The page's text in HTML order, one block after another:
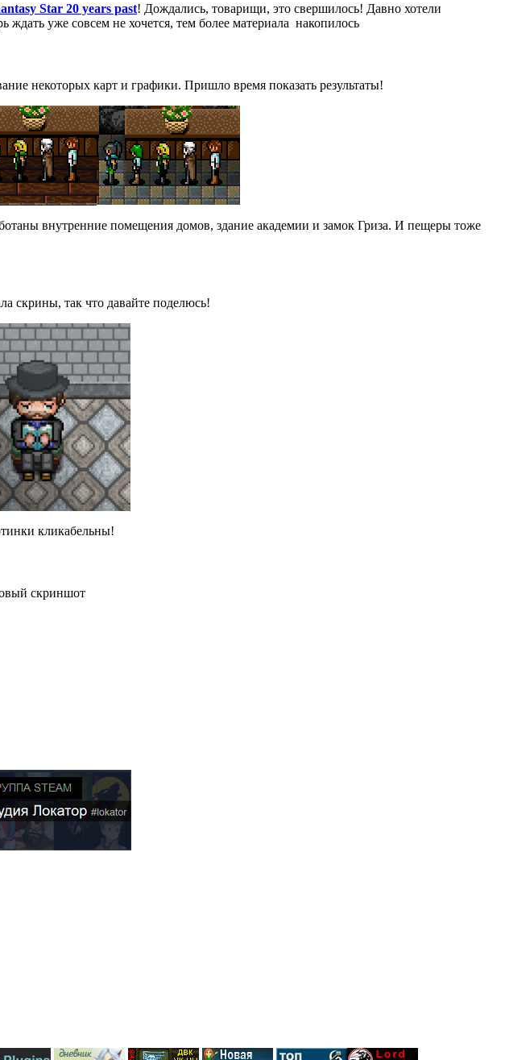
Star 20 years past! Дождались, товарищи, это свершилось! Давно хотели
ждать уже совсем не хочется, тем более материала накопилось
некоторых карт и графики. Пришло время показать результаты!
внутренние помещения домов, здание академии и замок Гриза. И пещеры тоже
скрины, так что давайте поделюсь!
кликабельны!